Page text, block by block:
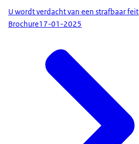
U wordt verdacht van een strafbaar feit
Brochure17-01-2025